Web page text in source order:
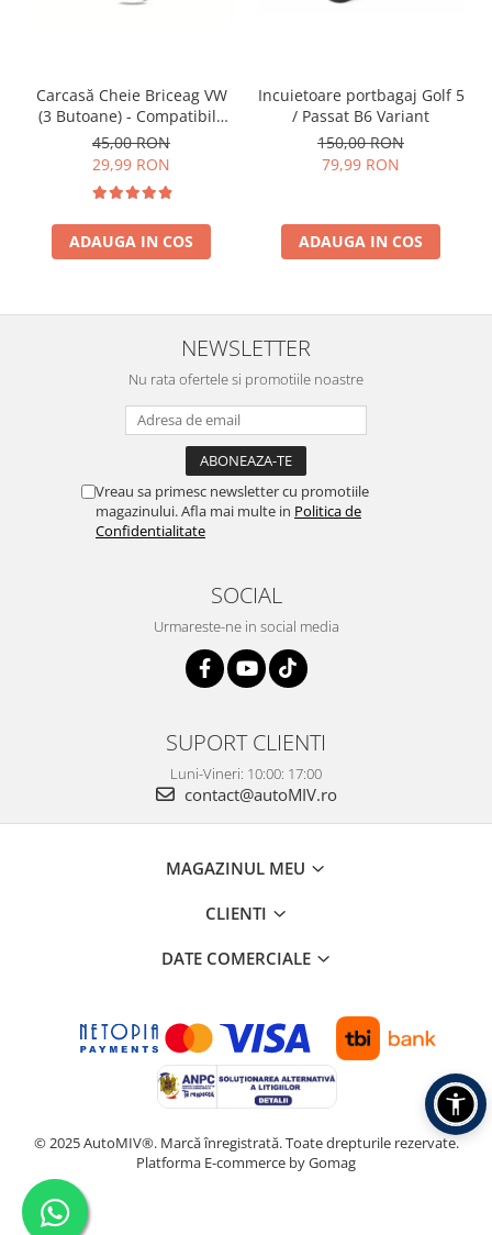
Carcasă Cheie Briceag VW
(3 Butoane) - Compatibilă
Golf 5, Jetta, Touran etc
45,00 RON
29,99 RON
ADAUGA IN COS
Incuietoare portbagaj Golf 5
/ Passat B6 Variant
150,00 RON
79,99 RON
ADAUGA IN COS
NEWSLETTER
Nu rata ofertele si promotiile noastre
Vreau sa primesc newsletter cu promotiile
magazinului. Afla mai multe in Politica de
Confidentialitate
SOCIAL
Urmareste-ne in social media
SUPORT CLIENTI
Luni-Vineri: 10:00: 17:00
contact@autoMIV.ro
MAGAZINUL MEU
CLIENTI
DATE COMERCIALE
© 2025 AutoMIV®. Marcă înregistrată. Toate drepturile rezervate.
Platforma E-commerce by Gomag